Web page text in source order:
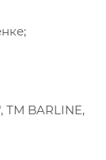
ТМ BARLINE,